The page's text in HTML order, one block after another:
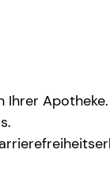
Ihrer